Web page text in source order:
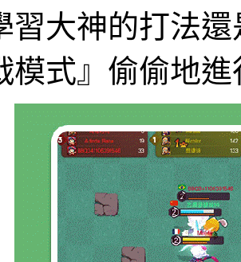
習大神的打法
模式』偷偷地